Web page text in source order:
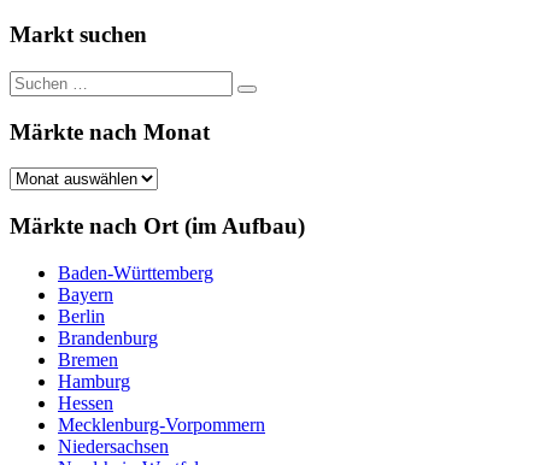
Markt suchen
Suchen
nach:
Suchen
Märkte nach Monat
Märkte
Monat
Märkte nach Ort (im Aufbau)
Baden-Württemberg
Bayern
Berlin
Brandenburg
Bremen
Hamburg
Hessen
Mecklenburg-Vorpommern
Niedersachsen